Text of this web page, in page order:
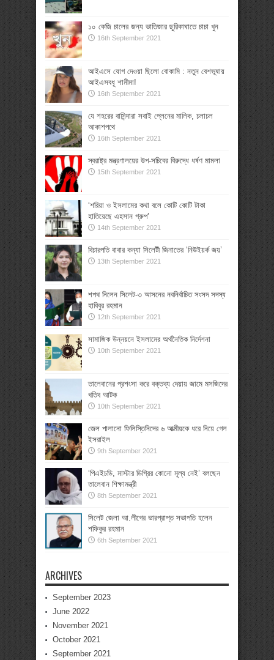
১০ কেজি চালের জন্য ভাতিজার ছুরিকাঘাতে চাচা খুন
16th September 2021
আইএসে যোগ দেওয়া ছিলো বোকামি : নতুন বেশভূষায়
আইএসবধূ শামীমা!
16th September 2021
যে শহরের বাসিন্দারা সবাই প্লেনের মালিক, চলাচল
আকাশপথে
16th September 2021
স্বরাষ্ট্র মন্ত্রণালয়ের উপ-সচিবের বিরুদ্ধে ধর্ষণ মামলা
15th September 2021
‘শরিয়া ও ইসলামের কথা বলে কোটি কোটি টাকা
হাতিয়েছে এহসান গ্রুপ’
14th September 2021
বিচারপতি বাবার কন্যা সিলেটী জিনাতের ‘নিউইয়র্ক জয়’
13th September 2021
শপথ নিলেন সিলেট-৩ আসনের নবনির্বাচিত সংসদ সদস্য
হাবিবুর রহমান
12th September 2021
সামাজিক উন্নয়নে ইসলামের অর্থনৈতিক নির্দেশনা
10th September 2021
তালেবানের প্রশংসা করে বক্তব্য দেয়ায় জামে মসজিদের
খতিব আটক
10th September 2021
জেল পালানো ফিলিস্তিনিদের ৬ আত্মীয়কে ধরে নিয়ে গেল
ইসরাইল
9th September 2021
‘পিএইচডি, মাস্টার ডিগ্রির কোনো মূল্য নেই’ বলছেন
তালেবান শিক্ষামন্ত্রী
8th September 2021
সিলেট জেলা আ.লীগের ভারপ্রাপ্ত সভাপতি হলেন
শফিকুর রহমান
6th September 2021
ARCHIVES
September 2023
June 2022
November 2021
October 2021
September 2021